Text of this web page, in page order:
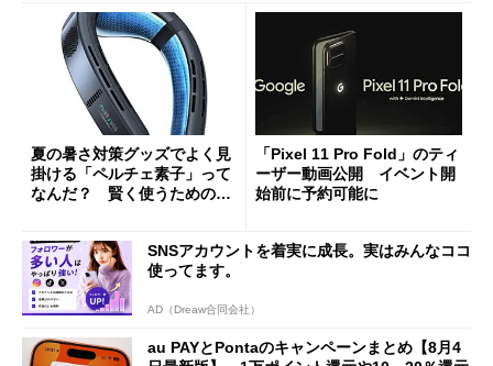
夏の暑さ対策グッズでよく見
掛ける「ペルチェ素子」って
なんだ？ 賢く使うための注
「Pixel 11 Pro Fold」のティ
ーザー動画公開 イベント開
始前に予約可能に
SNSアカウントを着実に成長。実はみんなココ
使ってます。
AD（Dreaw合同会社）
au PAYとPontaのキャンペーンまとめ【8月4